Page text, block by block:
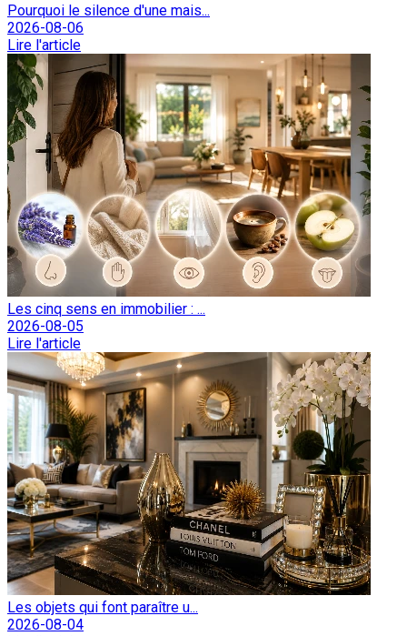
Pourquoi le silence d'une mais...
2026-08-06
Lire l'article
Les cinq sens en immobilier : ...
2026-08-05
Lire l'article
Les objets qui font paraître u...
2026-08-04